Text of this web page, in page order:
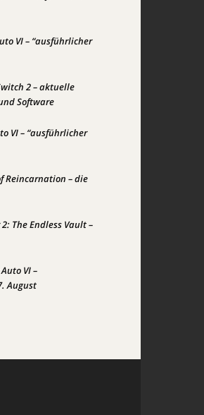
VI – “ausführlicher
2 – aktuelle
Software
VI – “ausführlicher
Reincarnation – die
The Endless Vault –
VI –
August